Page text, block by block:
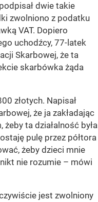
dwie takie
zwolniono z podatku
VAT. Dopiero
uchodźcy, 77-latek
Skarbowej, że ta
skarbówka żąda
złotych. Napisał
że ja zakładając
ta działalność była
pulę przez półtora
żeby dzieci mnie
nikt nie rozumie – mówi
jest zwolniony